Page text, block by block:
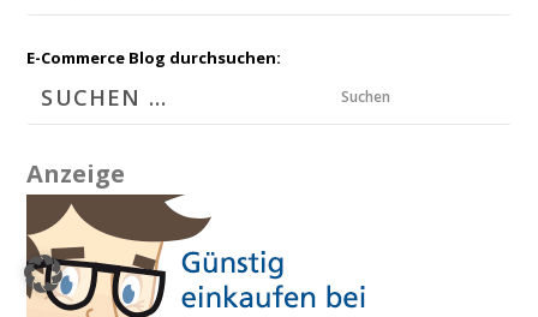
E-Commerce Blog durchsuchen:
Suchen
Anzeige